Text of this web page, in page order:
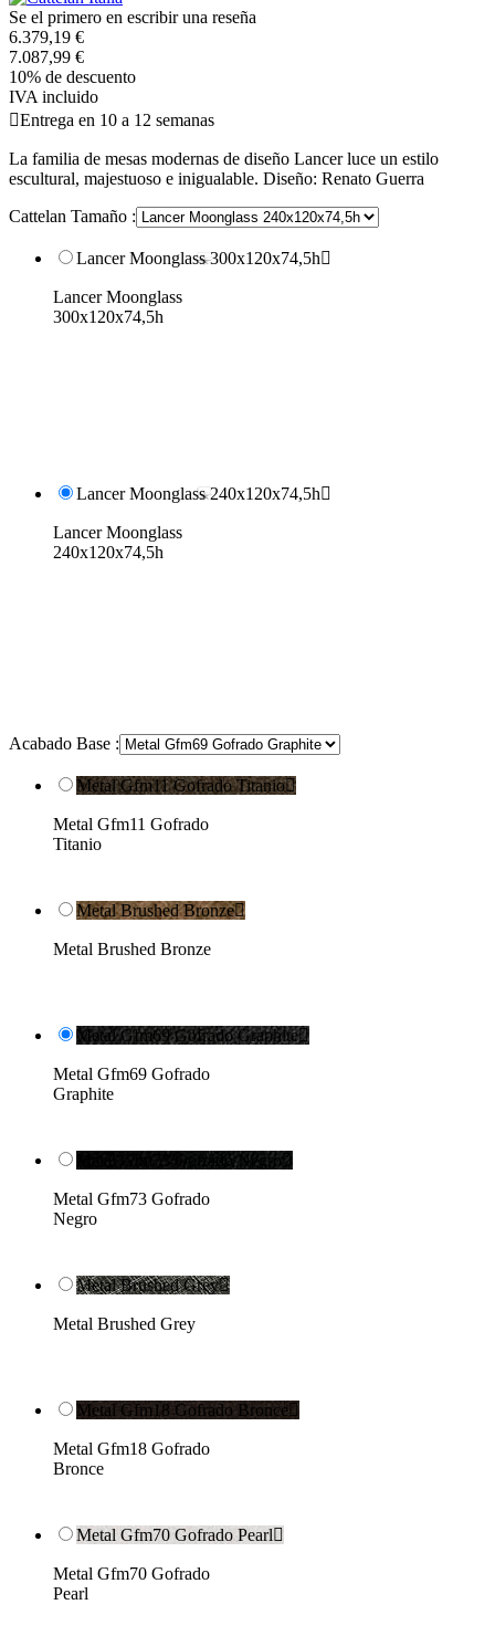
Se el primero en escribir una reseña
6.379,19 €
7.087,99 €
10% de descuento
IVA incluido
Entrega en 10 a 12 semanas
La familia de mesas modernas de diseño Lancer luce un estilo
escultural, majestuoso e inigualable. Diseño: Renato Guerra
Cattelan Tamaño :
Lancer Moonglass 300x120x74,5h
Lancer Moonglass
300x120x74,5h
Lancer Moonglass 240x120x74,5h
Lancer Moonglass
240x120x74,5h
Acabado Base :
Metal Gfm11 Gofrado Titanio
Metal Gfm11 Gofrado
Titanio
Metal Brushed Bronze
Metal Brushed Bronze
Metal Gfm69 Gofrado Graphite
Metal Gfm69 Gofrado
Graphite
Metal Gfm73 Gofrado Negro
Metal Gfm73 Gofrado
Negro
Metal Brushed Grey
Metal Brushed Grey
Metal Gfm18 Gofrado Bronce
Metal Gfm18 Gofrado
Bronce
Metal Gfm70 Gofrado Pearl
Metal Gfm70 Gofrado
Pearl